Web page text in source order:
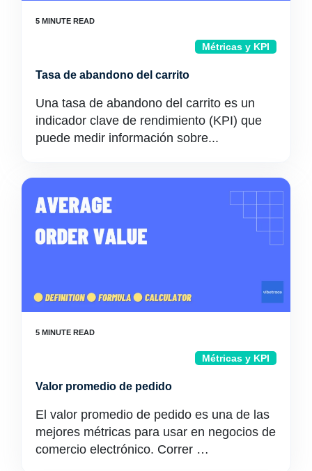
Métricas y KPI
Tasa de abandono del carrito
Una tasa de abandono del carrito es un
indicador clave de rendimiento (KPI) que
puede medir información sobre...
Métricas y KPI
Valor promedio de pedido
El valor promedio de pedido es una de las
mejores métricas para usar en negocios de
comercio electrónico. Correr …